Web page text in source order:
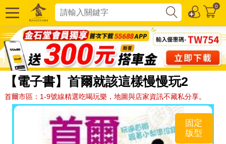
0
【電子書】首爾就該這樣慢慢玩2
首爾市區：1-9號線精選吃喝玩樂，地圖與店家資訊不藏私分享。
固定
版型